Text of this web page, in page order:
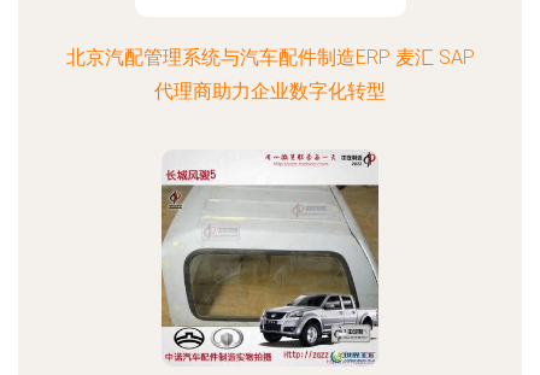
北京汽配管理系统与汽车配件制造ERP 麦汇 SAP
代理商助力企业数字化转型